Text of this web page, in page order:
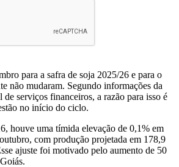
para a safra de soja 2025/26 e para o
não mudaram. Segundo informações da
de serviços financeiros, a razão para isso é
no início do ciclo.
houve uma tímida elevação de 0,1% em
com produção projetada em 178,9
ajuste foi motivado pelo aumento de 50